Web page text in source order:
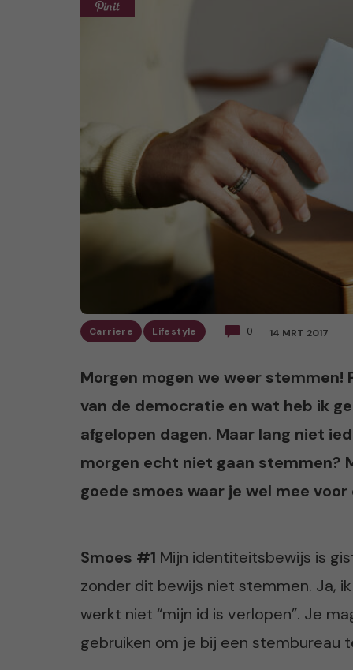
Carriere Lifestyle 0 14 MRT 2017
Morgen mogen we weer
van de democratie en wat heb ik
afgelopen dagen. Maar lang niet
morgen echt niet gaan stemmen?
goede smoes waar je wel mee
Smoes #1 Mijn identiteitsbewijs is
zonder dit bewijs niet stemmen. Ja,
werkt niet “mijn id is verlopen”. Je
gebruiken om je bij een stembureau